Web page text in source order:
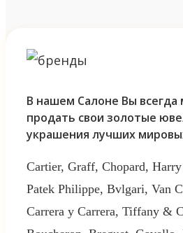
В нашем Салоне Вы
продать свои золотые
украшения лучших
Cartier, Graff, Chopard,
Patek Philippe, Bvlgari, Van
Carrera y Carrera, Tiffany &